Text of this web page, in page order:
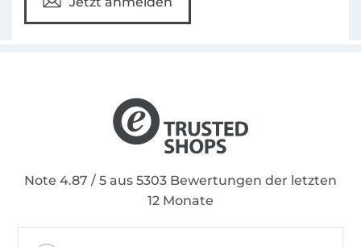
Note 4.87 / 5 aus 5303 Bewertungen der letzten
12 Monate